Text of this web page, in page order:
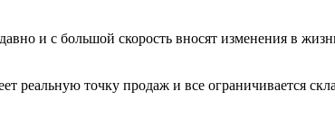
и с большой скорость вносят изменения в
реальную точку продаж и все ограничивается